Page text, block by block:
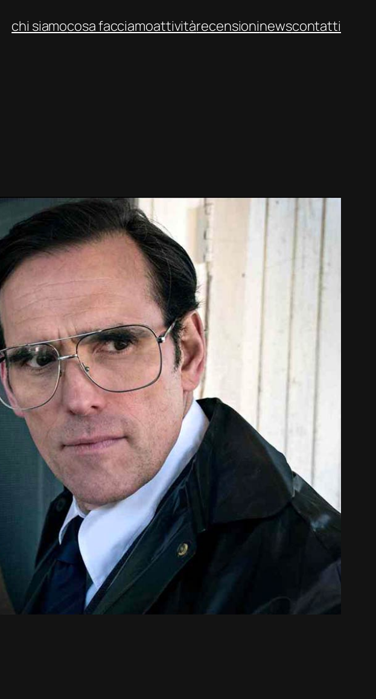
chi siamocosa facciamoattivitàrecensioninewscontatti